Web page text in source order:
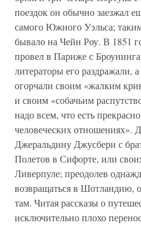
поездок он обычно заезжал
самого Южного Уэльса;
бывало на Чейн Роу. В 1851
провел в Париже с
литераторы его раздражали,
огорчали своим «жалким
и своим «собачьим
надо всем, что есть
человеческих отношениях».
Джеральдину Джусбери с
Полетов в Сифорте, или
Ливерпуле; преодолев
возвращаться в Шотландию,
там. Читая рассказы о
исключительно плохо